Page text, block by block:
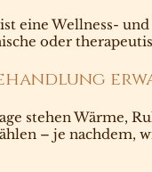
eine Wellness-
oder
stehen Wärme,
– je nachdem,